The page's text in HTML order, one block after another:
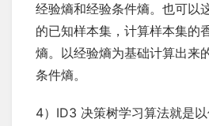
经验熵和经验条件熵。也可以
的已知样本集，计算样本集的
熵。以经验熵为基础计算出来
条件熵。
4）ID3 决策树学习算法就是